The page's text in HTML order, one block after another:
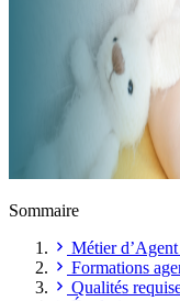
Sommaire
Métier
Formations
Qualités